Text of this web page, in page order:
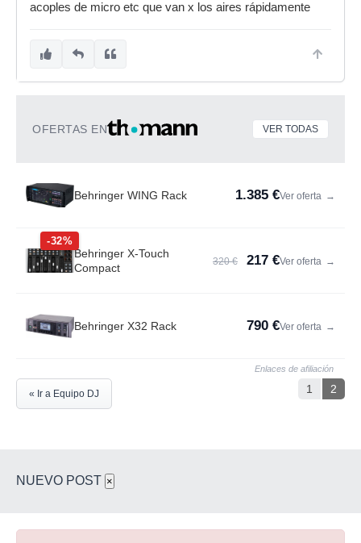
acoples de micro etc que van x los aires rápidamente
OFERTAS EN VER TODAS
Behringer WING Rack 1.385 €Ver oferta →
-32%
Behringer X-Touch
Compact
320 € 217 €Ver oferta →
Behringer X32 Rack 790 €Ver oferta →
Enlaces de afiliación
1 2
« Ir a Equipo DJ
NUEVO POST ×